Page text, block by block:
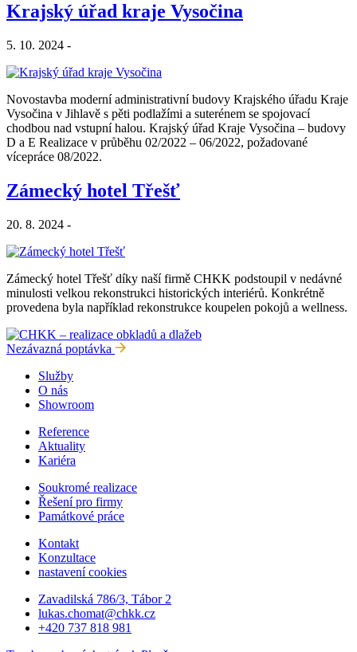
Krajský úřad kraje Vysočina
5. 10. 2024 -
Novostavba moderní administrativní budovy Krajského úřadu Kraje
Vysočina v Jihlavě s pěti podlažími a suterénem se spojovací
chodbou nad vstupní halou. Krajský úřad Kraje Vysočina – budovy
D a E Realizace v průběhu 02/2022 – 06/2022, požadované
vícepráce 08/2022.
Zámecký hotel Třešť
20. 8. 2024 -
Zámecký hotel Třešť díky naší firmě CHKK podstoupil v nedávné
minulosti velkou rekonstrukci historických interiérů. Konkrétně
provedena byla například rekonstrukce koupelen pokojů a wellness.
Nezávazná poptávka
Služby
O nás
Showroom
Reference
Aktuality
Kariéra
Soukromé realizace
Řešení pro firmy
Památkové práce
Kontakt
Konzultace
nastavení cookies
Zavadilská 786/3, Tábor 2
lukas.chomat@chkk.cz
+420 737 818 981